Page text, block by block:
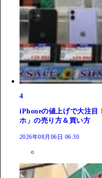
4
iPhoneの値上げで大注
ホ」の売り方＆買い方
2026年08月06日 06:30